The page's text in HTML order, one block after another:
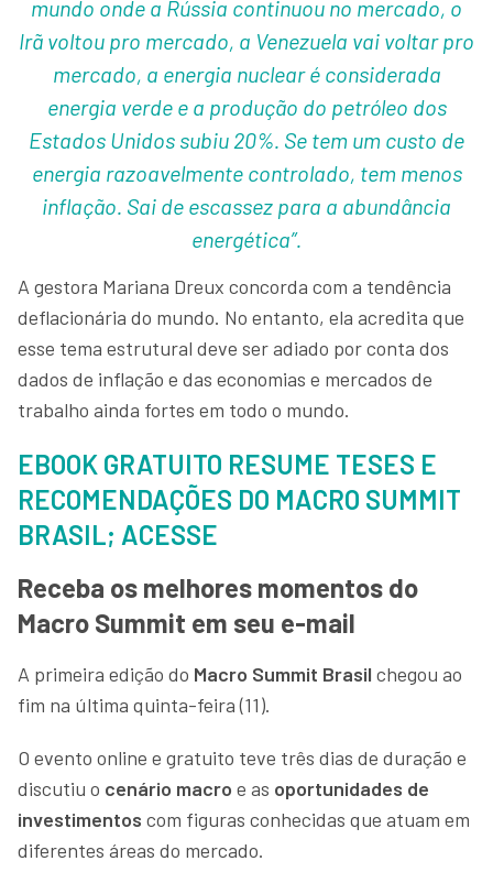
mundo onde a Rússia continuou no mercado, o
Irã voltou pro mercado, a Venezuela vai voltar pro
mercado, a energia nuclear é considerada
energia verde e a produção do petróleo dos
Estados Unidos subiu 20%. Se tem um custo de
energia razoavelmente controlado, tem menos
inflação. Sai de escassez para a abundância
energética”.
A gestora Mariana Dreux concorda com a tendência
deflacionária do mundo. No entanto, ela acredita que
esse tema estrutural deve ser adiado por conta dos
dados de inflação e das economias e mercados de
trabalho ainda fortes em todo o mundo.
EBOOK GRATUITO RESUME TESES E
RECOMENDAÇÕES DO MACRO SUMMIT
BRASIL; ACESSE
Receba os melhores momentos do
Macro Summit em seu e-mail
A primeira edição do Macro Summit Brasil chegou ao
fim na última quinta-feira (11).
O evento online e gratuito teve três dias de duração e
discutiu o cenário macro e as oportunidades de
investimentos com figuras conhecidas que atuam em
diferentes áreas do mercado.